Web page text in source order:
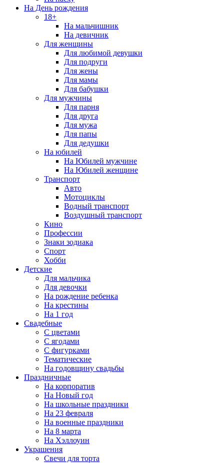
На День рождения
18+
На мальчишник
На девичник
Для женщины
Для любимой девушки
Для подруги
Для жены
Для мамы
Для бабушки
Для мужчины
Для парня
Для друга
Для мужа
Для папы
Для дедушки
На юбилей
На Юбилей мужчине
На Юбилей женщине
Транспорт
Авто
Мотоциклы
Водный транспорт
Воздушный транспорт
Кино
Профессии
Знаки зодиака
Спорт
Хобби
Детские
Для мальчика
Для девочки
На рождение ребенка
На крестины
На 1 год
Свадебные
С цветами
С ягодами
С фигурками
Тематические
На годовщину свадьбы
Праздничные
На корпоратив
На Новый год
На школьные праздники
На 23 февраля
На военные праздники
На 8 марта
На Хэллоуин
Украшения
Свечи для торта